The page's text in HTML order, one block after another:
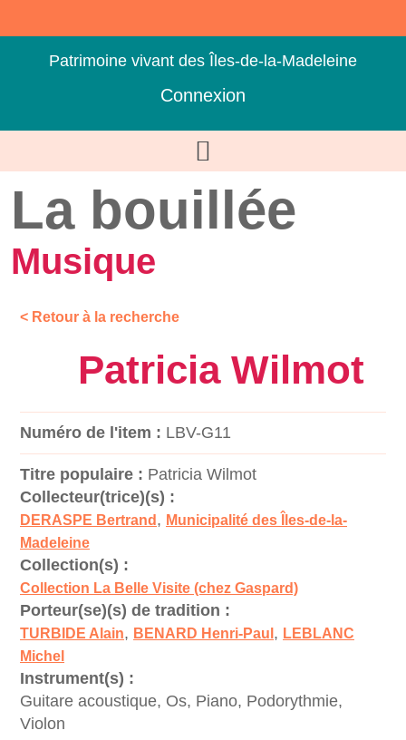
Patrimoine vivant des Îles-de-la-Madeleine
Connexion
La bouillée
Musique
< Retour à la recherche
Patricia Wilmot
Numéro de l'item : LBV-G11
Titre populaire : Patricia Wilmot
Collecteur(trice)(s) :
DERASPE Bertrand , Municipalité des Îles-de-la-
Madeleine
Collection(s) :
Collection La Belle Visite (chez Gaspard)
Porteur(se)(s) de tradition :
TURBIDE Alain, BENARD Henri-Paul , LEBLANC
Michel
Instrument(s) :
Guitare acoustique, Os, Piano, Podorythmie,
Violon